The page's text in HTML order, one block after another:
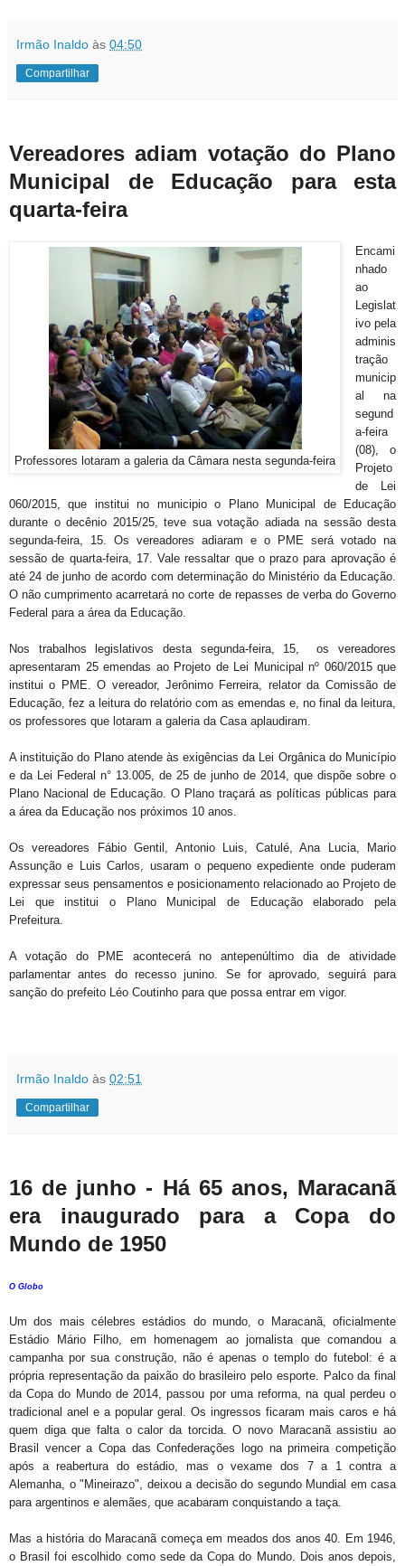
Irmão Inaldo às 04:50
Compartilhar
Vereadores adiam votação do Plano
Municipal de Educação para esta
quarta-feira
Professores lotaram a galeria da Câmara nesta segunda-feira
Encami
nhado
ao
Legislat
ivo pela
adminis
tração
municip
al na
segund
a-feira
(08), o
Projeto
de Lei
060/2015, que institui no municipio o Plano Municipal de Educação
durante o decênio 2015/25, teve sua votação adiada na sessão desta
segunda-feira, 15. Os vereadores adiaram e o PME será votado na
sessão de quarta-feira, 17. Vale ressaltar que o prazo para aprovação é
até 24 de junho de acordo com determinação do Ministério da Educação.
O não cumprimento acarretará no corte de repasses de verba do Governo
Federal para a área da Educação.
Nos trabalhos legislativos desta segunda-feira, 15, os vereadores
apresentaram 25 emendas ao Projeto de Lei Municipal nº 060/2015 que
institui o PME. O vereador, Jerônimo Ferreira, relator da Comissão de
Educação, fez a leitura do relatório com as emendas e, no final da leitura,
os professores que lotaram a galeria da Casa aplaudiram.
A instituição do Plano atende às exigências da Lei Orgânica do Município
e da Lei Federal n° 13.005, de 25 de junho de 2014, que dispõe sobre o
Plano Nacional de Educação. O Plano traçará as políticas públicas para
a área da Educação nos próximos 10 anos.
Os vereadores Fábio Gentil, Antonio Luis, Catulé, Ana Lucia, Mario
Assunção e Luis Carlos, usaram o pequeno expediente onde puderam
expressar seus pensamentos e posicionamento relacionado ao Projeto de
Lei que institui o Plano Municipal de Educação elaborado pela
Prefeitura.
A votação do PME acontecerá no antepenúltimo dia de atividade
parlamentar antes do recesso junino. Se for aprovado, seguirá para
sanção do prefeito Léo Coutinho para que possa entrar em vigor.
Irmão Inaldo às 02:51
Compartilhar
16 de junho - Há 65 anos, Maracanã
era inaugurado para a Copa do
Mundo de 1950
O Globo
Um dos mais célebres estádios do mundo, o Maracanã, oficialmente
Estádio Mário Filho, em homenagem ao jornalista que comandou a
campanha por sua construção, não é apenas o templo do futebol: é a
própria representação da paixão do brasileiro pelo esporte. Palco da final
da Copa do Mundo de 2014, passou por uma reforma, na qual perdeu o
tradicional anel e a popular geral. Os ingressos ficaram mais caros e há
quem diga que falta o calor da torcida. O novo Maracanã assistiu ao
Brasil vencer a Copa das Confederações logo na primeira competição
após a reabertura do estádio, mas o vexame dos 7 a 1 contra a
Alemanha, o "Mineirazo", deixou a decisão do segundo Mundial em casa
para argentinos e alemães, que acabaram conquistando a taça.
Mas a história do Maracanã começa em meados dos anos 40. Em 1946,
o Brasil foi escolhido como sede da Copa do Mundo. Dois anos depois,